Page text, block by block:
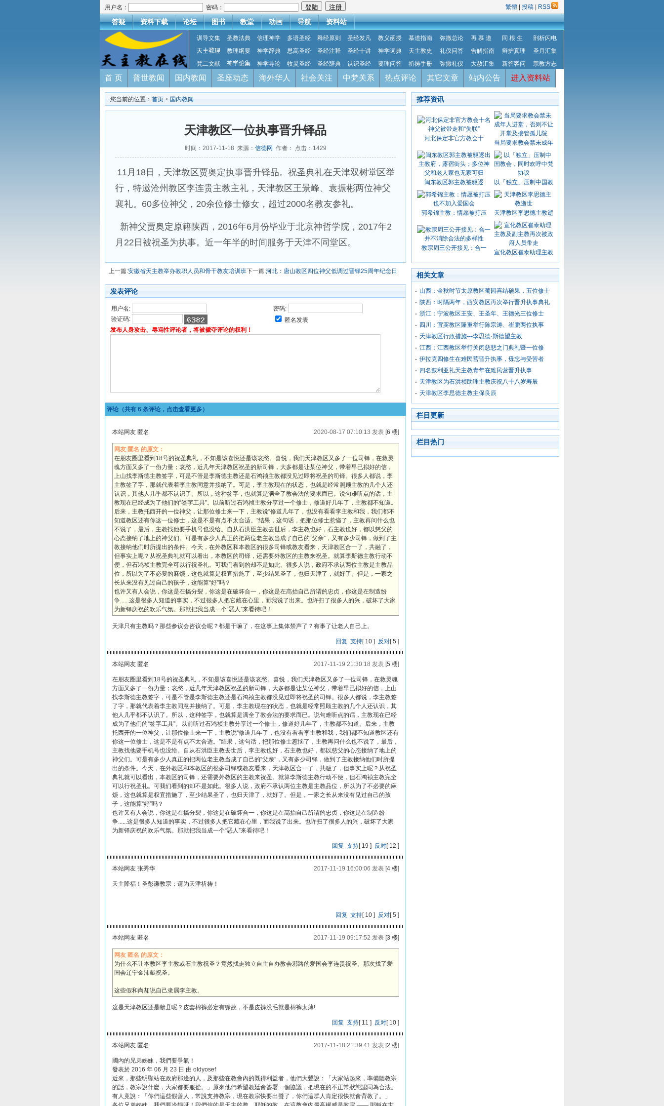
用户名： 密码： 繁體 投稿 RSS
答疑 资料下载 论坛 图书 教堂 动画 导航 资料站
训导文集 圣教法典 信理神学 多语圣经 释经原则 圣经发凡 教义函授 慕道指南 弥撒总论 再 慕 道 同 根 生
剖析闪电
天主教理
教理纲要 神学辞典 思高圣经 圣经注释 圣经十讲 神学词典 天主教史 礼仪问答 告解指南 辩护真理
圣月汇集
梵二文献
神学论集 神学导论 牧灵圣经 圣经辞典 认识圣经 要理问答 祈祷手册 弥撒礼仪 大赦汇集 新答客问 宗教方志
首 页 普世教闻 国内教闻 圣座动态 海外华人 社会关注 中梵关系 热点评论 其它文章 站内公告 进入资料站
您当前的位置： 首页 > 国内教闻
天津教区一位执事晋升铎品
时间：2017-11-18 来源： 信德网 作者： 点击： 1429
11月18日，天津教区贾奥定执事晋升铎品。祝圣典礼在天津双树堂区举
行，特邀沧州教区李连贵主教主礼，天津教区王景峰、袁振彬两位神父
襄礼。60多位神父，20余位修士修女，超过2000名教友参礼。
新神父贾奥定原籍陕西，2016年6月份毕业于北京神哲学院，2017年2
月22日被祝圣为执事。近一年半的时间服务于天津不同堂区。
上一篇:安徽省天主教举办教职人员和骨干教友培训班下一篇:河北：唐山教区四位神父低调过晋铎25周年纪念日
发表评论
用户名:
密码:
验证码:
匿名发表
发布人身攻击、辱骂性评论者，将被褫夺评论的权利！
评论（共有 6 条评论，点击查看更多）
本站网友 匿名 2020-08-17 07:10:13 发表[6 楼]
网友 匿名 的原文：
在朋友圈里看到18号的祝圣典礼，不知是该喜悦还是该哀愁。喜悦，我们天津教区又多了一位司铎，在救灵
魂方面又多了一份力量；哀愁，近几年天津教区祝圣的新司铎，大多都是让某位神父，带着早已拟好的信，
上山找李斯德主教签字，可是不管是李斯德主教还是石鸿祯主教都没见过即将祝圣的司铎。很多人都说，李
主教签了字，那就代表着李主教同意并接纳了。可是，李主教现在的状态，也就是经常照顾主教的几个人还
认识，其他人几乎都不认识了。所以，这种签字，也就算是满全了教会法的要求而已。说句难听点的话，主
教现在已经成为了他们的“签字工具”。以前听过石鸿祯主教分享过一个修士，修道好几年了，主教都不知道。
后来，主教托西开的一位神父，让那位修士来一下，主教说“修道几年了，也没有看看李主教和我，我们都不
知道教区还有你这一位修士，这是不是有点不太合适。”结果，这句话，把那位修士惹恼了，主教再问什么也
不说了，最后，主教找他要手机号也没给。自从石洪臣主教去世后，李主教也好，石主教也好，都以慈父的
心态接纳了地上的神父们。可是有多少人真正的把两位老主教当成了自己的“父亲”，又有多少司铎，做到了主
教接纳他们时所提出的条件。今天，在外教区和本教区的很多司铎或教友看来，天津教区合一了，共融了，
但事实上呢？从祝圣典礼就可以看出，本教区的司铎，还需要外教区的主教来祝圣。就算李斯德主教行动不
便，但石鸿祯主教完全可以行祝圣礼。可我们看到的却不是如此。很多人说，政府不承认两位主教是主教品
位，所以为了不必要的麻烦，这也就算是权宜措施了，至少结果圣了，也归天津了，就好了。但是，一家之
长从来没有见过自己的孩子，这能算“好”吗？
也许又有人会说，你这是在搞分裂，你这是在破坏合一，你这是在高抬自己所谓的忠贞，你这是在制造纷
争......这是很多人知道的事实，不过很多人把它藏在心里，而我说了出来。也许扫了很多人的兴，破坏了大家
为新铎庆祝的欢乐气氛。那就把我当成一个“恶人”来看待吧！
天津只有主教吗？那些参议会咨议会呢？都是干嘛了，在这事上集体禁声了？有事了让老人自己上。
回复 支持[10 ] 反对[5 ]
本站网友 匿名 2017-11-19 21:30:18 发表[5 楼]
在朋友圈里看到18号的祝圣典礼，不知是该喜悦还是该哀愁。喜悦，我们天津教区又多了一位司铎，在救灵魂
方面又多了一份力量；哀愁，近几年天津教区祝圣的新司铎，大多都是让某位神父，带着早已拟好的信，上山
找李斯德主教签字，可是不管是李斯德主教还是石鸿祯主教都没见过即将祝圣的司铎。很多人都说，李主教签
了字，那就代表着李主教同意并接纳了。可是，李主教现在的状态，也就是经常照顾主教的几个人还认识，其
他人几乎都不认识了。所以，这种签字，也就算是满全了教会法的要求而已。说句难听点的话，主教现在已经
成为了他们的“签字工具”。以前听过石鸿祯主教分享过一个修士，修道好几年了，主教都不知道。后来，主教
托西开的一位神父，让那位修士来一下，主教说“修道几年了，也没有看看李主教和我，我们都不知道教区还有
你这一位修士，这是不是有点不太合适。”结果，这句话，把那位修士惹恼了，主教再问什么也不说了，最后，
主教找他要手机号也没给。自从石洪臣主教去世后，李主教也好，石主教也好，都以慈父的心态接纳了地上的
神父们。可是有多少人真正的把两位老主教当成了自己的“父亲”，又有多少司铎，做到了主教接纳他们时所提
出的条件。今天，在外教区和本教区的很多司铎或教友看来，天津教区合一了，共融了，但事实上呢？从祝圣
典礼就可以看出，本教区的司铎，还需要外教区的主教来祝圣。就算李斯德主教行动不便，但石鸿祯主教完全
可以行祝圣礼。可我们看到的却不是如此。很多人说，政府不承认两位主教是主教品位，所以为了不必要的麻
烦，这也就算是权宜措施了，至少结果圣了，也归天津了，就好了。但是，一家之长从来没有见过自己的孩
子，这能算“好”吗？
也许又有人会说，你这是在搞分裂，你这是在破坏合一，你这是在高抬自己所谓的忠贞，你这是在制造纷
争......这是很多人知道的事实，不过很多人把它藏在心里，而我说了出来。也许扫了很多人的兴，破坏了大家
为新铎庆祝的欢乐气氛。那就把我当成一个“恶人”来看待吧！
回复 支持[19 ] 反对[12 ]
本站网友 张秀华 2017-11-19 16:00:06 发表[4 楼]
天主降福！圣彭谦教宗：请为天津祈祷！
回复 支持[10 ] 反对[5 ]
本站网友 匿名 2017-11-19 09:17:52 发表[3 楼]
网友 匿名 的原文：
为什么不让本教区李主教或石主教祝圣？竟然找走独立自主自办教会邪路的爱国会李连贵祝圣。那次找了爱
国会辽宁金沛献祝圣。
这些假和尚却说自己隶属李主教。
这是天津教区还是献县呢？皮套棉裤必定有缘故，不是皮裤没毛就是棉裤太薄!
回复 支持[11 ] 反对[10 ]
本站网友 匿名 2017-11-18 21:39:41 发表[2 楼]
國內的兄弟姊妹，我們要爭氣！
發表於 2016 年 06 月 23 日 由 oldyosef
近來，那些明顯站在政府那邊的人，及那些在教會內的既得利益者，他們大聲說：「大家站起來，準備聽教宗
的話，教宗說什麼，大家都要服從。」原來他們希望教廷會簽署一個協議，把現在的不正常狀態認同為合法。
有人竟說：「你們這些假善人，常說支持教宗，現在教宗快要出聲了，你們這群人肯定很快就會背教了。」
推荐资讯
河北保定非官方教会十
当局要求教会禁未成年
闽东教区郭主教被驱逐 以「独立」压制中国教
郭希锦主教：情愿被打压 天津教区李思德主教逝
教宗周三公开接见：合一
宣化教区崔泰助理主教
相关文章
山西：金秋时节太原教区葡园喜结硕果，五位修士
陕西：时隔两年，西安教区再次举行晋升执事典礼
浙江：宁波教区王安、王圣年、王德光三位修士
四川：宜宾教区隆重举行陈宗涛、崔鹏两位执事
天津教区行政措施---李思德·斯德望主教
江西：江西教区举行关闭慈悲之门典礼暨一位修
伊拉克四修生在难民营晋升执事，毋忘与受苦者
四名叙利亚礼天主教青年在难民营晋升执事
天津教区为石洪祯助理主教庆祝八十八岁寿辰
天津教区李思德主教主保良辰
栏目更新
栏目热门